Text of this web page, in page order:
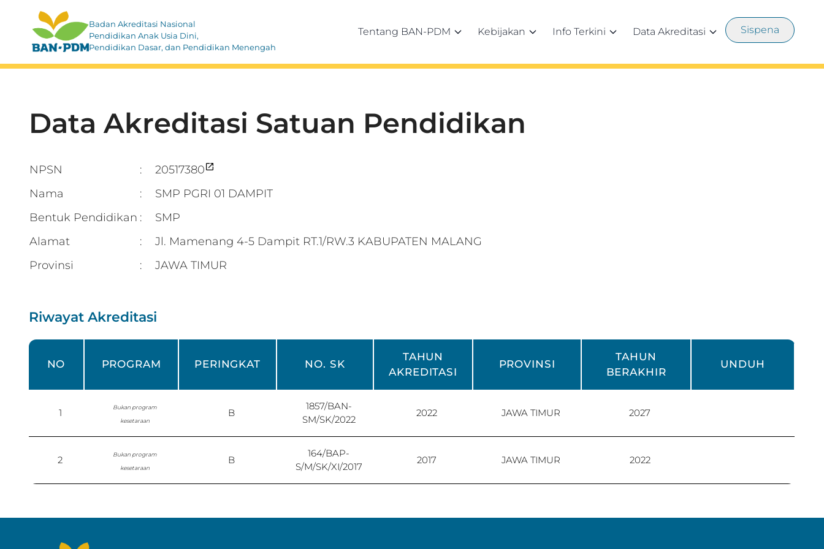
Badan Akreditasi Nasional
Pendidikan Anak Usia Dini,
Pendidikan Dasar, dan Pendidikan Menengah
Tentang BAN-PDM Kebijakan Info Terkini Data Akreditasi Sispena
Data Akreditasi Satuan Pendidikan
NPSN :
20517380
Nama
:
SMP PGRI 01 DAMPIT
Bentuk Pendidikan :
SMP
Alamat
:
Jl. Mamenang 4-5 Dampit RT.1/RW.3 KABUPATEN MALANG
Provinsi
: JAWA TIMUR
Riwayat Akreditasi
NO PROGRAM PERINGKAT NO. SK
TAHUN
AKREDITASI
PROVINSI
TAHUN
BERAKHIR
UNDUH
1
Bukan program
kesetaraan
B
1857/BAN-
SM/SK/2022
2022 JAWA TIMUR 2027
2
Bukan program
kesetaraan
B
164/BAP-
S/M/SK/XI/2017
2017 JAWA TIMUR 2022